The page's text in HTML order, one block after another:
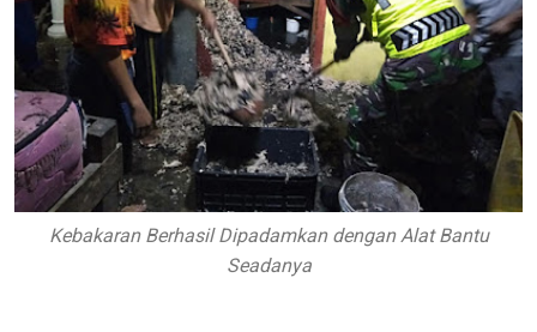
Kebakaran Berhasil Dipadamkan dengan Alat Bantu
Seadanya